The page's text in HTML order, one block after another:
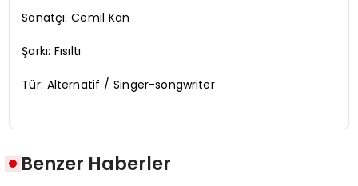
Sanatçı: Cemil Kan
Şarkı: Fısıltı
Tür: Alternatif / Singer-songwriter
Benzer Haberler